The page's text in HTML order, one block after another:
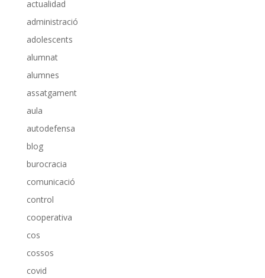
actualidad
administració
adolescents
alumnat
alumnes
assatgament
aula
autodefensa
blog
burocracia
comunicació
control
cooperativa
cos
cossos
covid